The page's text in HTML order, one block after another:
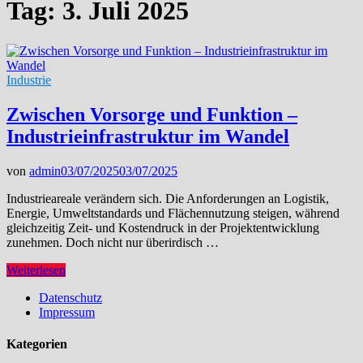
Tag: 3. Juli 2025
Industrie
Zwischen Vorsorge und Funktion –
Industrieinfrastruktur im Wandel
von admin03/07/202503/07/2025
Industrieareale verändern sich. Die Anforderungen an Logistik,
Energie, Umweltstandards und Flächennutzung steigen, während
gleichzeitig Zeit- und Kostendruck in der Projektentwicklung
zunehmen. Doch nicht nur überirdisch …
Zwischen
Funktion
Industrieinfrastruktur
Weiterlesen
Datenschutz
Impressum
Kategorien